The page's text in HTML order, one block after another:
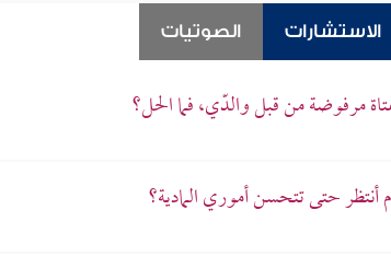
الاستشارات الصوتيات
مرفوضة من قبل والدّي، فما الحل؟
أنتظر حتى تتحسن أموري المادية؟